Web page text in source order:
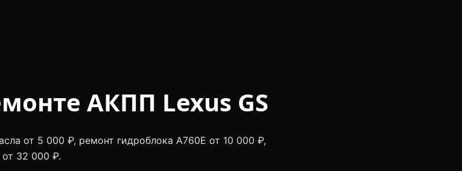
АКПП Lexus GS
от 5 000 ₽, ремонт гидроблока A760E от 10 000 ₽,
32 000 ₽.